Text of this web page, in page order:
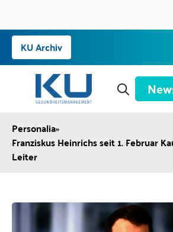
Zum
Inhalt
springen
KU Archiv
Personalia»
Franziskus Heinrichs seit 1. Februar
Leiter